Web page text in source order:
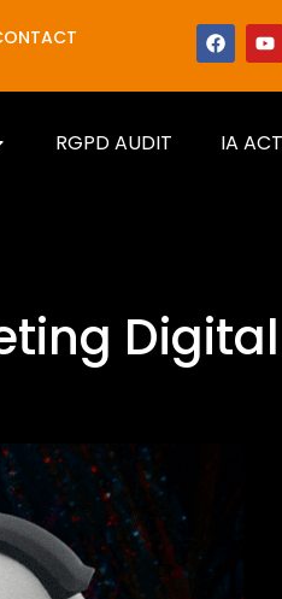
RGPD AUDIT IA
Digital